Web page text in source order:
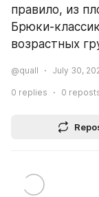
правило, из
Брюки-
возрастных
@quall July 30,
0 replies 0